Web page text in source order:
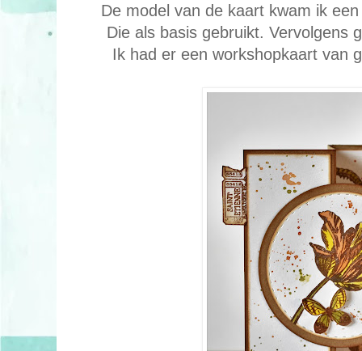
De model van de kaart kwam ik
Die als basis gebruikt. Vervolgens
Ik had er een workshopkaart van